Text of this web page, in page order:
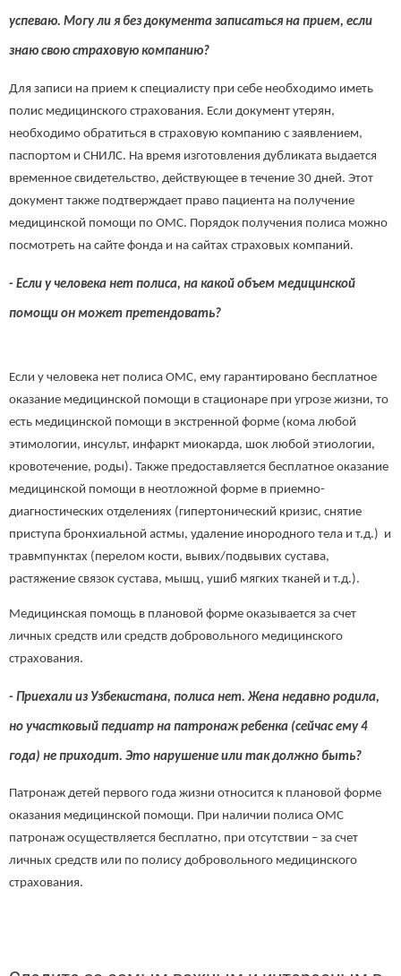
успеваю. Могу ли я без документа записаться на прием, если
знаю свою страховую компанию?
Для записи на прием к специалисту при себе необходимо иметь
полис медицинского страхования. Если документ утерян,
необходимо обратиться в страховую компанию с заявлением,
паспортом и СНИЛС. На время изготовления дубликата выдается
временное свидетельство, действующее в течение 30 дней. Этот
документ также подтверждает право пациента на получение
медицинской помощи по ОМС. Порядок получения полиса можно
посмотреть на сайте фонда и на сайтах страховых компаний.
- Если у человека нет полиса, на какой объем медицинской
помощи он может претендовать?
Если у человека нет полиса ОМС, ему гарантировано бесплатное
оказание медицинской помощи в стационаре при угрозе жизни, то
есть медицинской помощи в экстренной форме (кома любой
этимологии, инсульт, инфаркт миокарда, шок любой этиологии,
кровотечение, роды). Также предоставляется бесплатное оказание
медицинской помощи в неотложной форме в приемно-
диагностических отделениях (гипертонический кризис, снятие
приступа бронхиальной астмы, удаление инородного тела и т.д.) и
травмпунктах (перелом кости, вывих/подвывих сустава,
растяжение связок сустава, мышц, ушиб мягких тканей и т.д.).
Медицинская помощь в плановой форме оказывается за счет
личных средств или средств добровольного медицинского
страхования.
- Приехали из Узбекистана, полиса нет. Жена недавно родила,
но участковый педиатр на патронаж ребенка (сейчас ему 4
года) не приходит. Это нарушение или так должно быть?
Патронаж детей первого года жизни относится к плановой форме
оказания медицинской помощи. При наличии полиса ОМС
патронаж осуществляется бесплатно, при отсутствии – за счет
личных средств или по полису добровольного медицинского
страхования.